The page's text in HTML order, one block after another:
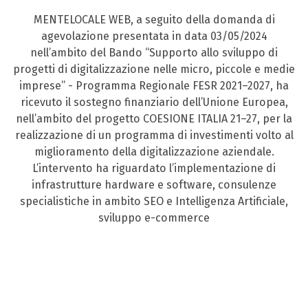
MENTELOCALE WEB, a seguito della domanda di
agevolazione presentata in data 03/05/2024
nell’ambito del Bando “Supporto allo sviluppo di
progetti di digitalizzazione nelle micro, piccole e medie
imprese” - Programma Regionale FESR 2021–2027, ha
ricevuto il sostegno finanziario dell’Unione Europea,
nell’ambito del progetto COESIONE ITALIA 21–27, per la
realizzazione di un programma di investimenti volto al
miglioramento della digitalizzazione aziendale.
L’intervento ha riguardato l’implementazione di
infrastrutture hardware e software, consulenze
specialistiche in ambito SEO e Intelligenza Artificiale,
sviluppo e-commerce